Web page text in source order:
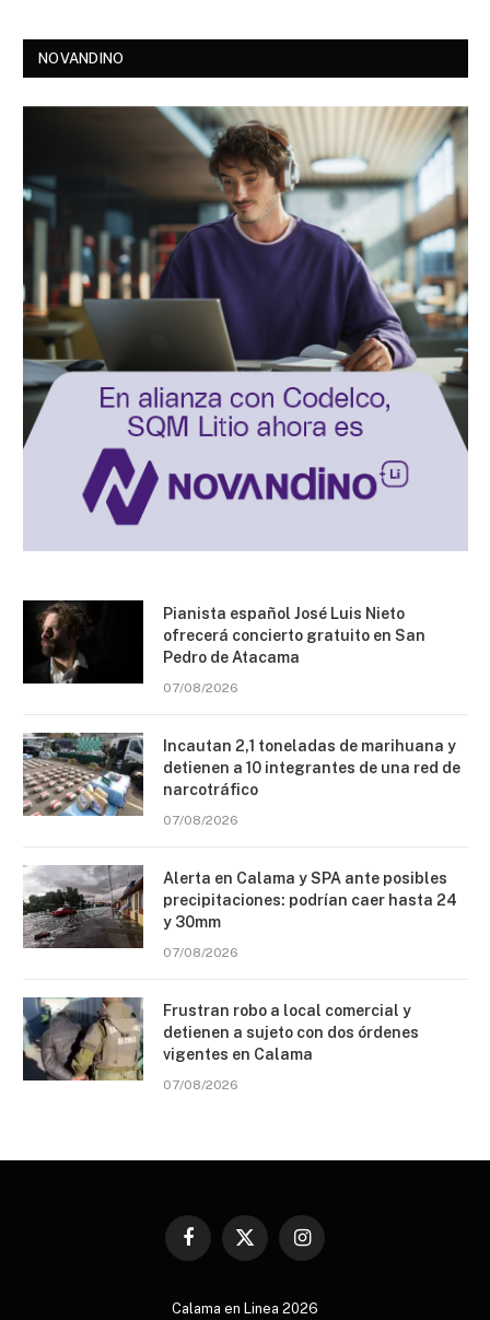
NOVANDINO
Pianista español José Luis Nieto
ofrecerá concierto gratuito en San
Pedro de Atacama
07/08/2026
Incautan 2,1 toneladas de marihuana y
detienen a 10 integrantes de una red de
narcotráfico
07/08/2026
Alerta en Calama y SPA ante posibles
precipitaciones: podrían caer hasta 24
y 30mm
07/08/2026
Frustran robo a local comercial y
detienen a sujeto con dos órdenes
vigentes en Calama
07/08/2026
Facebook
X
Instagram
Calama en Linea 2026